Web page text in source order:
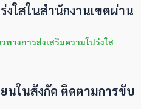
งใสในสำนักงานเขตผ่าน
างการส่งเสริมความโปร่งใส
นในสังกัด ติดตามการขับ